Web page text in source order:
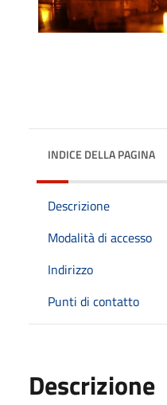
INDICE DELLA PAGINA
Descrizione
Modalità di accesso
Indirizzo
Punti di contatto
Descrizione